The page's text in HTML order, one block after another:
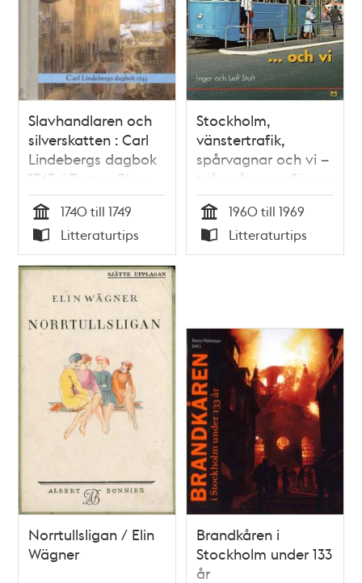
Slavhandlaren och
silverskatten : Carl
Lindebergs dagbok
1743 / Tomas Blom
Tid
1740 till 1749
Typ
Litteraturtips
Stockholm,
vänstertrafik,
spårvagnar och vi –
två spårvagnsförare
minns / Inger och
Leif Stolt
Tid
1960 till 1969
Typ
Litteraturtips
Norrtullsligan / Elin
Wägner
Brandkåren i
Stockholm under 133
år